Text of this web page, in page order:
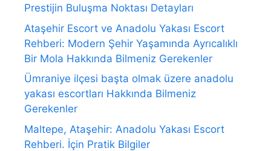
Prestijin Buluşma Noktası Detayları
Ataşehir Escort ve Anadolu Yakası Escort
Rehberi: Modern Şehir Yaşamında Ayrıcalıklı
Bir Mola Hakkında Bilmeniz Gerekenler
Ümraniye ilçesi başta olmak üzere anadolu
yakası escortları Hakkında Bilmeniz
Gerekenler
Maltepe, Ataşehir: Anadolu Yakası Escort
Rehberi. İçin Pratik Bilgiler